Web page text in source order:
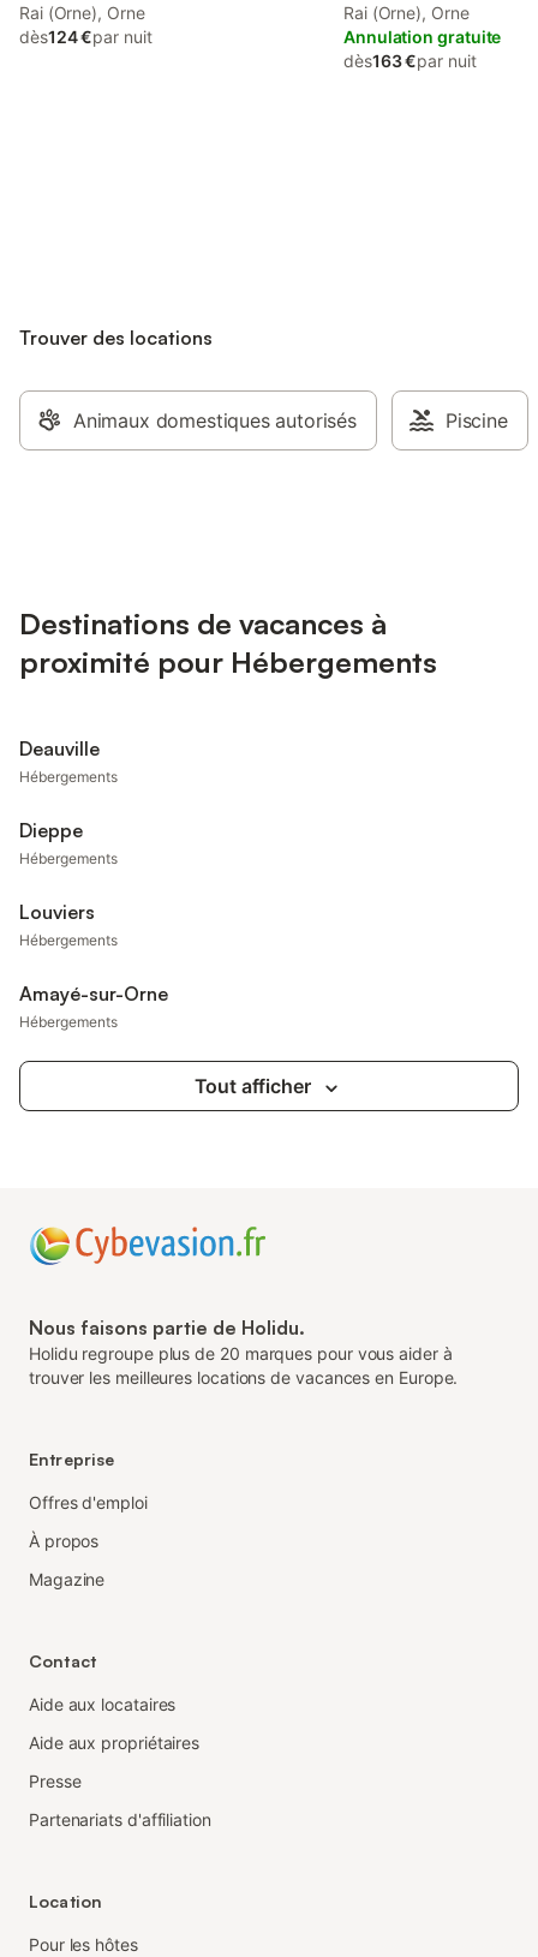
acceptés
Rai (Orne), Orne
dès124 €par nuit
Rai (Orne), Orne
Annulation gratuite
dès163 €par nuit
Trouver des locations
Animaux domestiques autorisés Piscine
Destinations de vacances à
proximité pour Hébergements
Deauville
Hébergements
Dieppe
Hébergements
Louviers
Hébergements
Amayé-sur-Orne
Hébergements
Tout afficher
Nous faisons partie de Holidu.
Holidu regroupe plus de 20 marques pour vous aider à
trouver les meilleures locations de vacances en Europe.
Entreprise
Offres d'emploi
À propos
Magazine
Contact
Aide aux locataires
Aide aux propriétaires
Presse
Partenariats d'affiliation
Location
Pour les hôtes